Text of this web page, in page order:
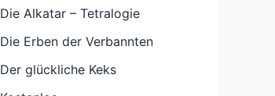
Die Alkatar – Tetralogie
Die Erben der Verbannten
Der glückliche Keks